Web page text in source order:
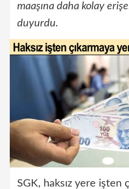
maaşına daha kolay
duyurdu.
SGK, haksız yere işten